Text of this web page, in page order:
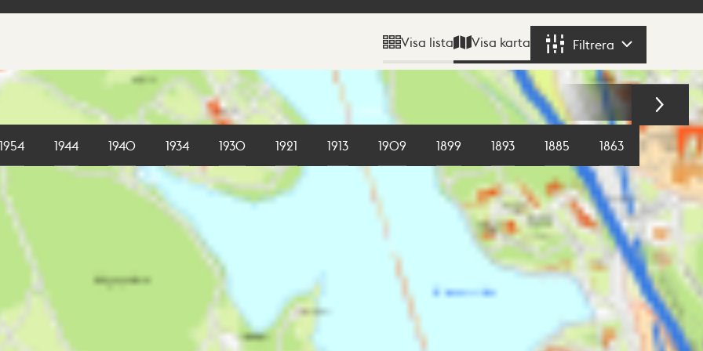
Visa lista Visa karta Filtrera
1954 1944 1940 1934 1930 1921 1913 1909 1899 1893 1885 1863 1855